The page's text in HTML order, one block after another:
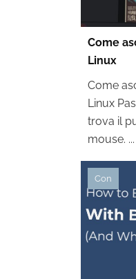
Come
Linux
Come
Linux
trova il
mouse.
Con